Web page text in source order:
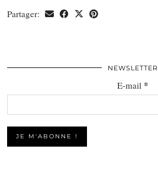
Partager:
NEWSLETTER
E-mail *